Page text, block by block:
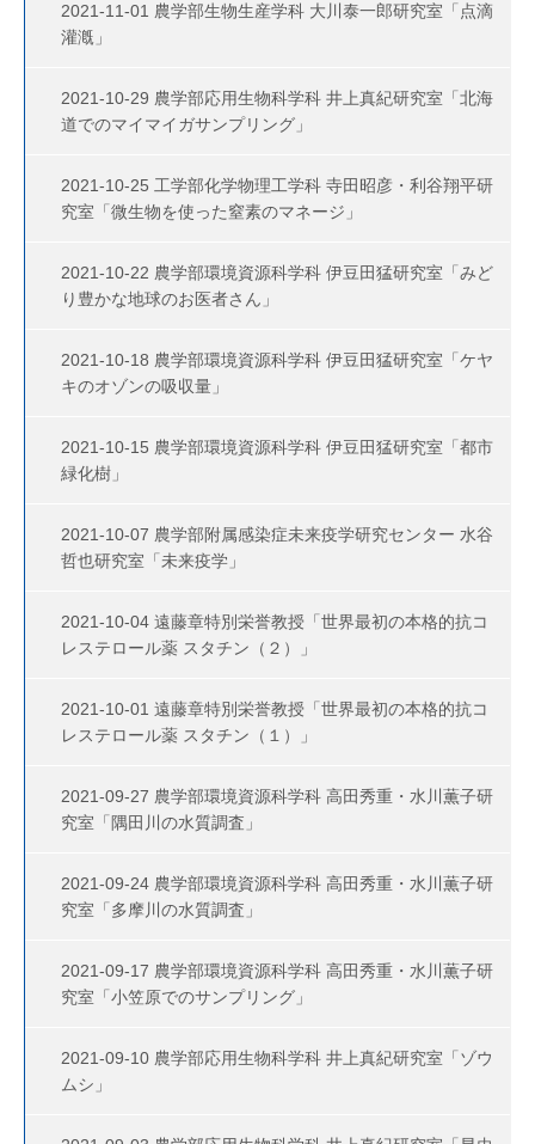
2021-11-01 農学部生物生産学科 大川泰一郎研究室「点滴
灌漑」
2021-10-29 農学部応用生物科学科 井上真紀研究室「北海
道でのマイマイガサンプリング」
2021-10-25 工学部化学物理工学科 寺田昭彦・利谷翔平研
究室「微生物を使った窒素のマネージ」
2021-10-22 農学部環境資源科学科 伊豆田猛研究室「みど
り豊かな地球のお医者さん」
2021-10-18 農学部環境資源科学科 伊豆田猛研究室「ケヤ
キのオゾンの吸収量」
2021-10-15 農学部環境資源科学科 伊豆田猛研究室「都市
緑化樹」
2021-10-07 農学部附属感染症未来疫学研究センター 水谷
哲也研究室「未来疫学」
2021-10-04 遠藤章特別栄誉教授「世界最初の本格的抗コ
レステロール薬 スタチン（２）」
2021-10-01 遠藤章特別栄誉教授「世界最初の本格的抗コ
レステロール薬 スタチン（１）」
2021-09-27 農学部環境資源科学科 高田秀重・水川薫子研
究室「隅田川の水質調査」
2021-09-24 農学部環境資源科学科 高田秀重・水川薫子研
究室「多摩川の水質調査」
2021-09-17 農学部環境資源科学科 高田秀重・水川薫子研
究室「小笠原でのサンプリング」
2021-09-10 農学部応用生物科学科 井上真紀研究室「ゾウ
ムシ」